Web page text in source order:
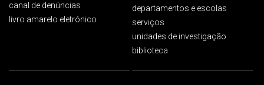
canal de denúncias
livro amarelo eletrónico
departamentos e escolas
serviços
unidades de investigação
biblioteca